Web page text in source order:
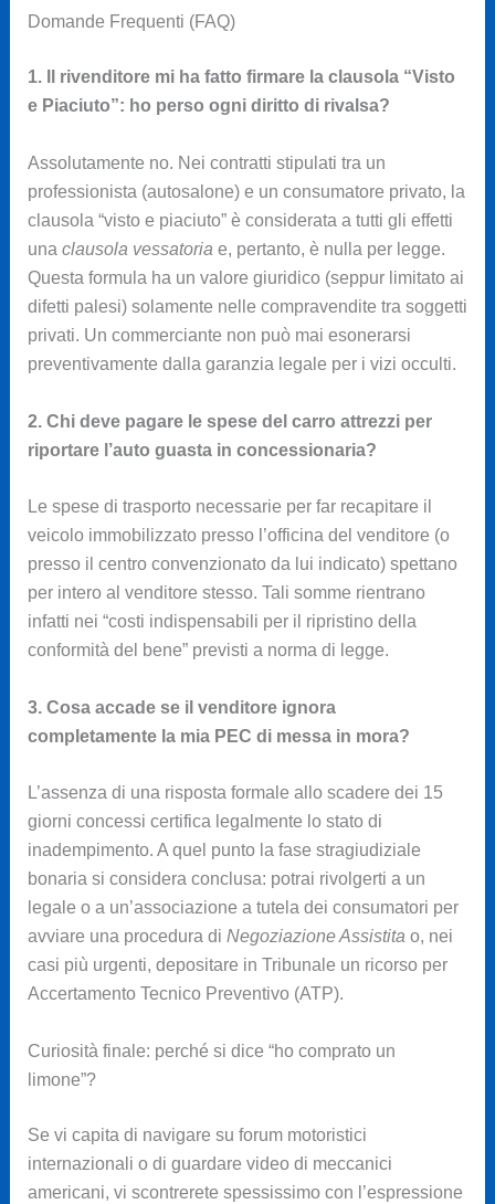
Domande Frequenti (FAQ)
1. Il rivenditore mi ha fatto firmare la clausola “Visto
e Piaciuto”: ho perso ogni diritto di rivalsa?
Assolutamente no. Nei contratti stipulati tra un
professionista (autosalone) e un consumatore privato, la
clausola “visto e piaciuto” è considerata a tutti gli effetti
una clausola vessatoria e, pertanto, è nulla per legge.
Questa formula ha un valore giuridico (seppur limitato ai
difetti palesi) solamente nelle compravendite tra soggetti
privati. Un commerciante non può mai esonerarsi
preventivamente dalla garanzia legale per i vizi occulti.
2. Chi deve pagare le spese del carro attrezzi per
riportare l’auto guasta in concessionaria?
Le spese di trasporto necessarie per far recapitare il
veicolo immobilizzato presso l’officina del venditore (o
presso il centro convenzionato da lui indicato) spettano
per intero al venditore stesso. Tali somme rientrano
infatti nei “costi indispensabili per il ripristino della
conformità del bene” previsti a norma di legge.
3. Cosa accade se il venditore ignora
completamente la mia PEC di messa in mora?
L’assenza di una risposta formale allo scadere dei 15
giorni concessi certifica legalmente lo stato di
inadempimento. A quel punto la fase stragiudiziale
bonaria si considera conclusa: potrai rivolgerti a un
legale o a un’associazione a tutela dei consumatori per
avviare una procedura di Negoziazione Assistita o, nei
casi più urgenti, depositare in Tribunale un ricorso per
Accertamento Tecnico Preventivo (ATP).
Curiosità finale: perché si dice “ho comprato un
limone”?
Se vi capita di navigare su forum motoristici
internazionali o di guardare video di meccanici
americani, vi scontrerete spessissimo con l’espressione